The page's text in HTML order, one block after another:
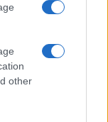
other